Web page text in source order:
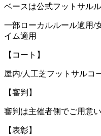
ベースは公式フットサル
一部ローカルルール適用/
イム適用
【コート】
屋内/人工芝フットサルコ
【審判】
審判は主催者側でご用意い
【表彰】